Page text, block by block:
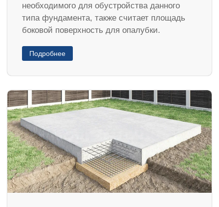
необходимого для обустройства данного
типа фундамента, также считает площадь
боковой поверхность для опалубки.
Подробнее